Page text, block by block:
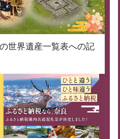
世界遺産一覧表への記